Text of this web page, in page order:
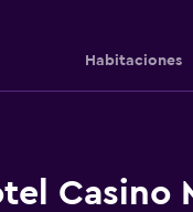
Habitaciones
Casino